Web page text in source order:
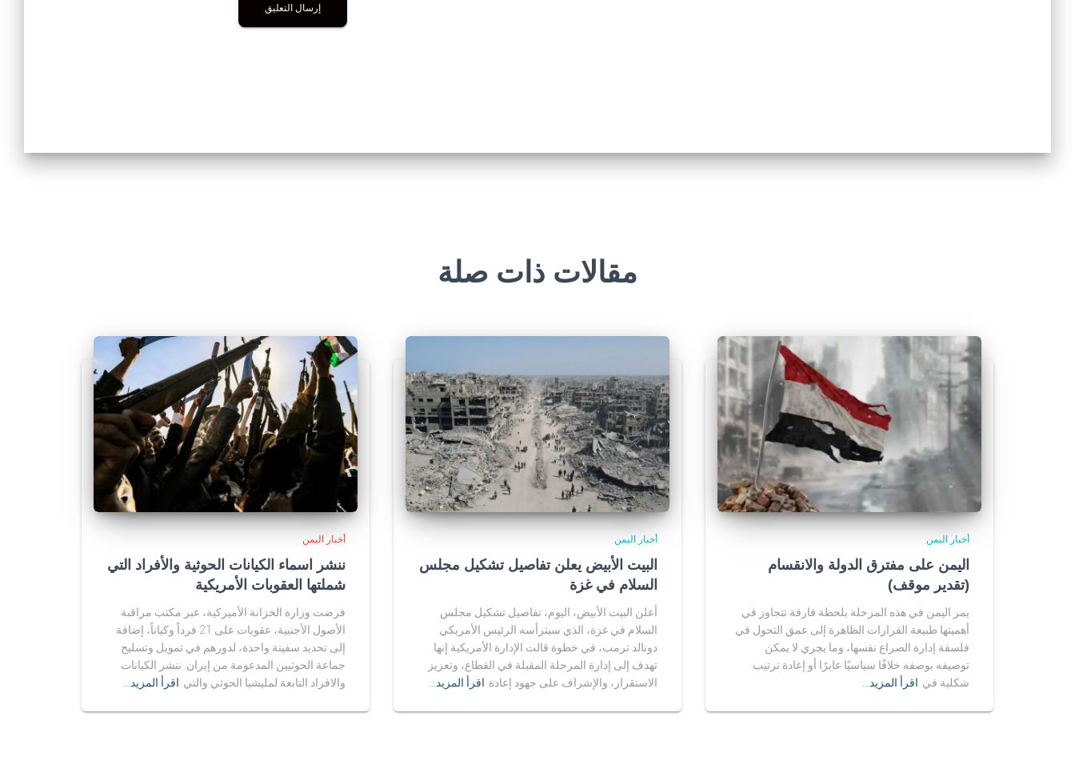
مقالات ذات صلة
أخبار اليمن
اليمن على مفترق الدولة والانقسام
(تقدير موقف)
يمر اليمن في هذه المرحلة بلحظة فارقة تتجاوز في
أهميتها طبيعة القرارات الظاهرة إلى عمق التحول في
فلسفة إدارة الصراع نفسها، وما يجري لا يمكن
توصيفه بوصفه خلافًا سياسيًا عابرًا أو إعادة ترتيب
شكلية في اقرأ المزيد…
أخبار اليمن
البيت الأبيض يعلن تفاصيل تشكيل مجلس
السلام في غزة
أعلن البيت الأبيض، اليوم، تفاصيل تشكيل مجلس
السلام في غزة، الذي سيترأسه الرئيس الأمريكي
دونالد ترمب، في خطوة قالت الإدارة الأمريكية إنها
تهدف إلى إدارة المرحلة المقبلة في القطاع، وتعزيز
الاستقرار، والإشراف على جهود إعادة اقرأ المزيد…
أخبار اليمن
ننشر اسماء الكيانات الحوثية والأفراد التي
شملتها العقوبات الأمريكية
فرضت وزارة الخزانة الأميركية، عبر مكتب مراقبة
الأصول الأجنبية، عقوبات على 21 فرداً وكياناً، إضافة
إلى تحديد سفينة واحدة، لدورهم في تمويل وتسليح
جماعة الحوثيين المدعومة من إيران. ننشر الكيانات
والافراد التابعة لمليشيا الحوثي والتي اقرأ المزيد…